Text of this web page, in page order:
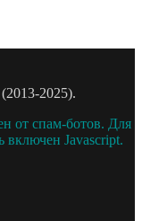
(2013-2025).
от спам-ботов. Для
включен Javascript.